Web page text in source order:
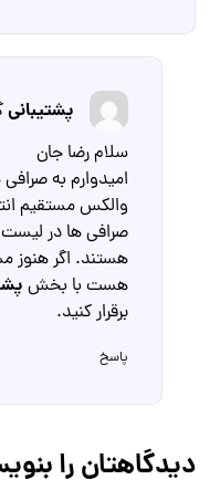
پشتیبانی
سلام رضا جان
امیدوارم به
والکس مستقیم
صرافی ها در
هستند. اگر هنوز
هست با بخش
برقرار کنید.
پاسخ
دیدگاهتان را